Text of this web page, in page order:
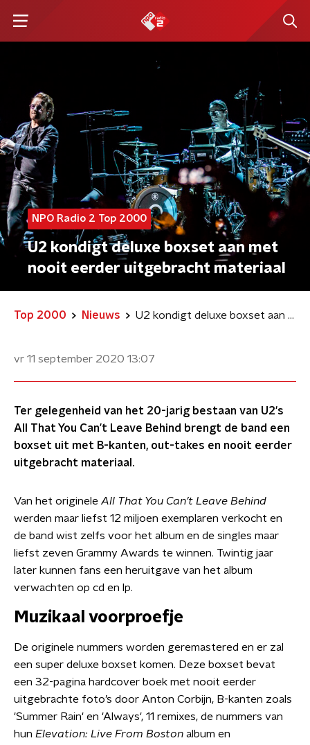
NPO Radio 2 Top 2000
U2 kondigt deluxe boxset aan met
nooit eerder uitgebracht materiaal
Top 2000 Nieuws U2 kondigt deluxe boxset aan met nooit eerder uitgebracht materiaal
vr 11 september 2020 13:07
Ter gelegenheid van het 20-jarig bestaan van U2's
All That You Can’t Leave Behind brengt de band een
boxset uit met B-kanten, out-takes en nooit eerder
uitgebracht materiaal.
Van het originele All That You Can’t Leave Behind
werden maar liefst 12 miljoen exemplaren verkocht en
de band wist zelfs voor het album en de singles maar
liefst zeven Grammy Awards te winnen. Twintig jaar
later kunnen fans een heruitgave van het album
verwachten op cd en lp.
Muzikaal voorproefje
De originele nummers worden geremastered en er zal
een super deluxe boxset komen. Deze boxset bevat
een 32-pagina hardcover boek met nooit eerder
uitgebrachte foto’s door Anton Corbijn, B-kanten zoals
'Summer Rain' en 'Always', 11 remixes, de nummers van
hun Elevation: Live From Boston album en